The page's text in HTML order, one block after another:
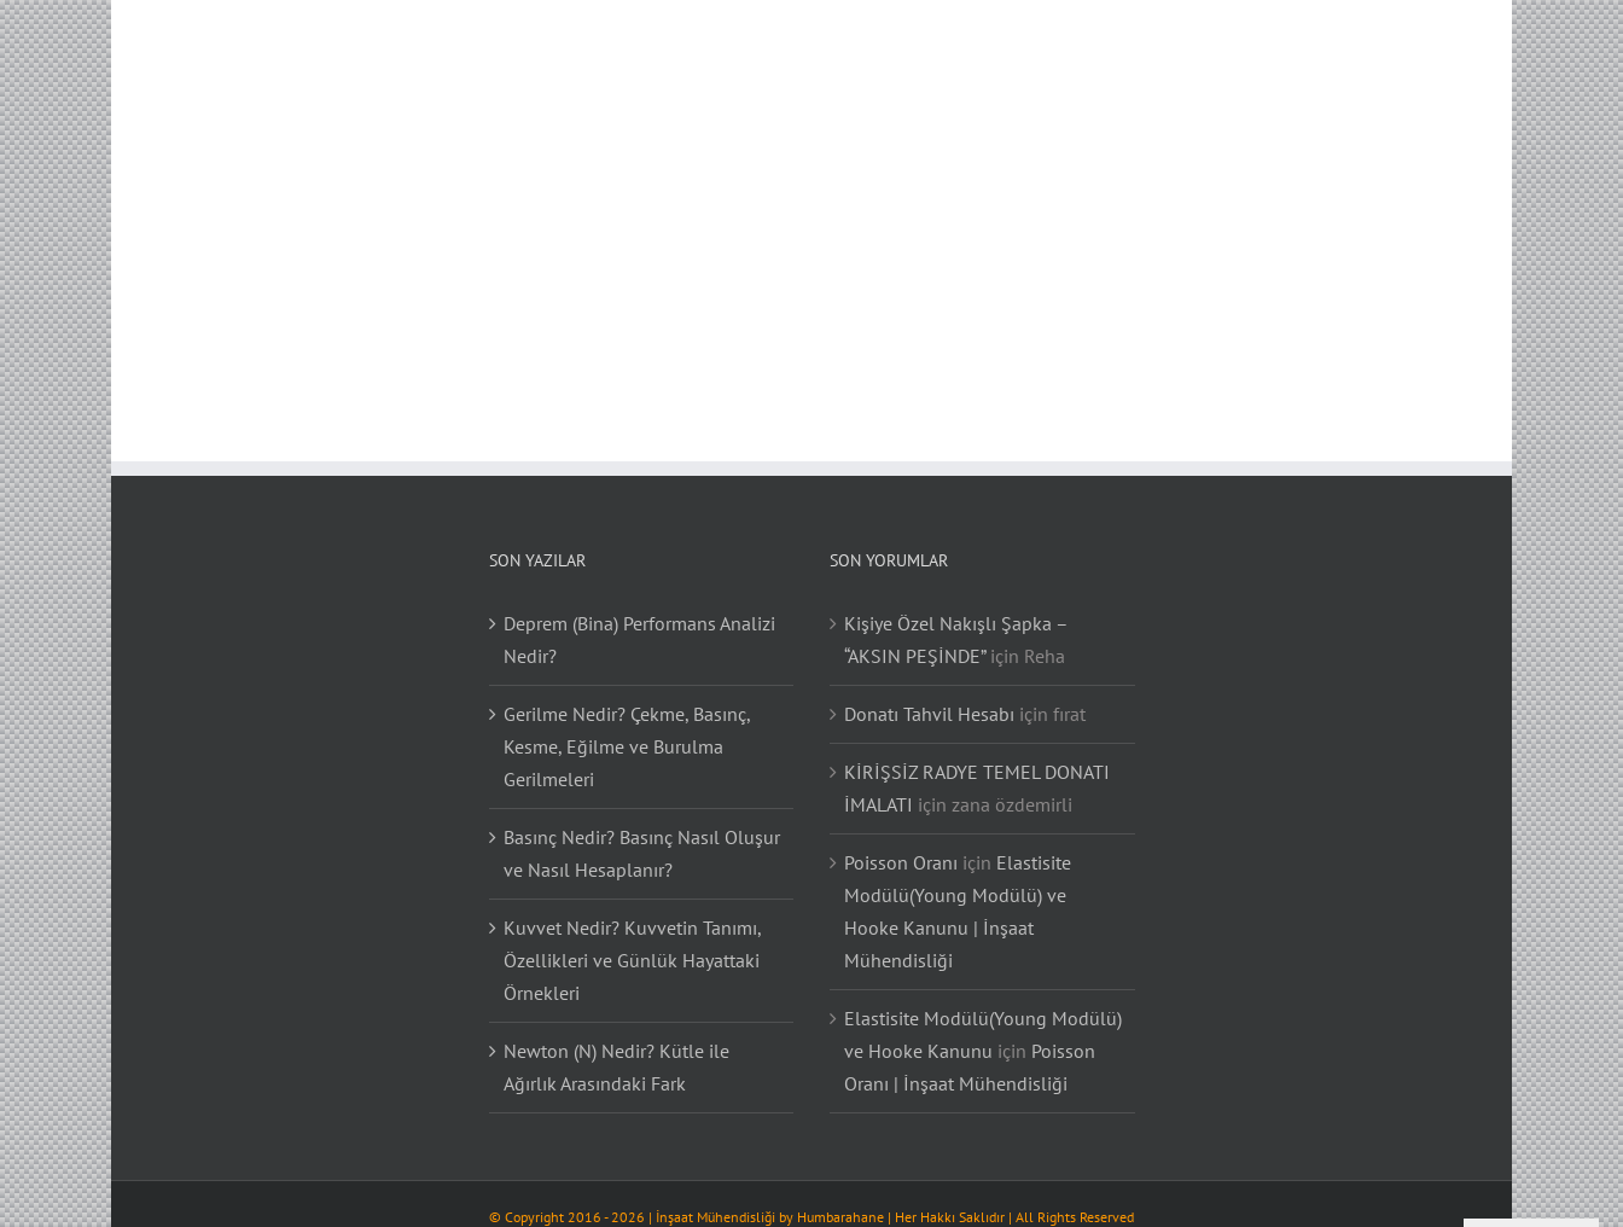
Deprem (Bina) Performans Analizi
Gerilme Nedir? Çekme, Basınç,
Kesme, Eğilme ve Burulma
Basınç Nedir? Basınç Nasıl Oluşur
Kuvvet Nedir? Kuvvetin Tanımı,
Özellikleri ve Günlük Hayattaki
Newton (N) Nedir? Kütle ile
Kişiye Özel Nakışlı Şapka –
KİRİŞSİZ RADYE TEMEL DONATI
Poisson Oranı için
Elastisite
Modülü(Young Modülü) ve
Hooke Kanunu | İnşaat
Elastisite Modülü(Young Modülü)
ve Hooke Kanunu
için Poisson